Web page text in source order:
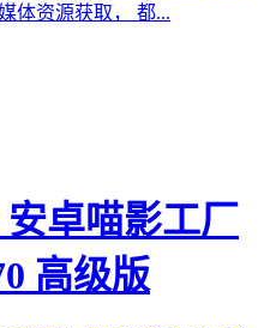
体资源获取， 都...
卓喵影工厂
高级版